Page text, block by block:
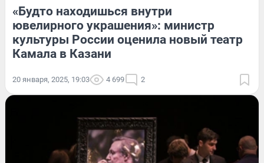
«Будто находишься внутри
ювелирного украшения»: министр
культуры России оценила новый театр
Камала в Казани
20 января, 2025, 19:03 4 699 2